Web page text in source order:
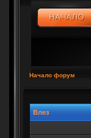
Начало форум
Влез